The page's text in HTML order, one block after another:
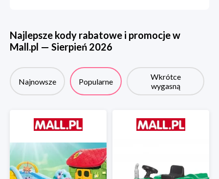
Najlepsze kody rabatowe i promocje w
Mall.pl — Sierpień 2026
Najnowsze Popularne
Wkrótce
wygasną